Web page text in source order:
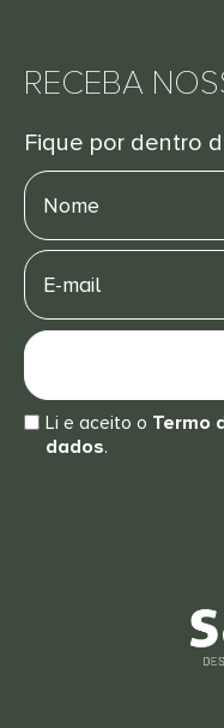
RECEBA
Fique por dentro
Nome
E-
mail
Li e aceito o Termo
dados.